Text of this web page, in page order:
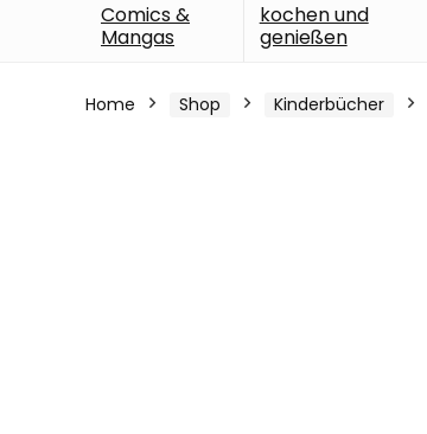
Comics &
Mangas
kochen und
genießen
Home Shop Kinderbücher